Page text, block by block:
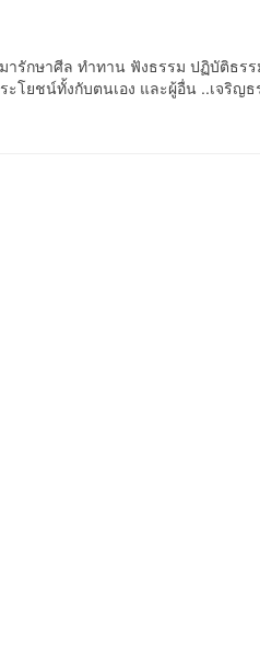
ารักษาศีล ทำทาน ฟังธรรม ปฏิบัติธ
โยชน์ทั้งกับตนเอง และผู้อื่น ..เจริญ